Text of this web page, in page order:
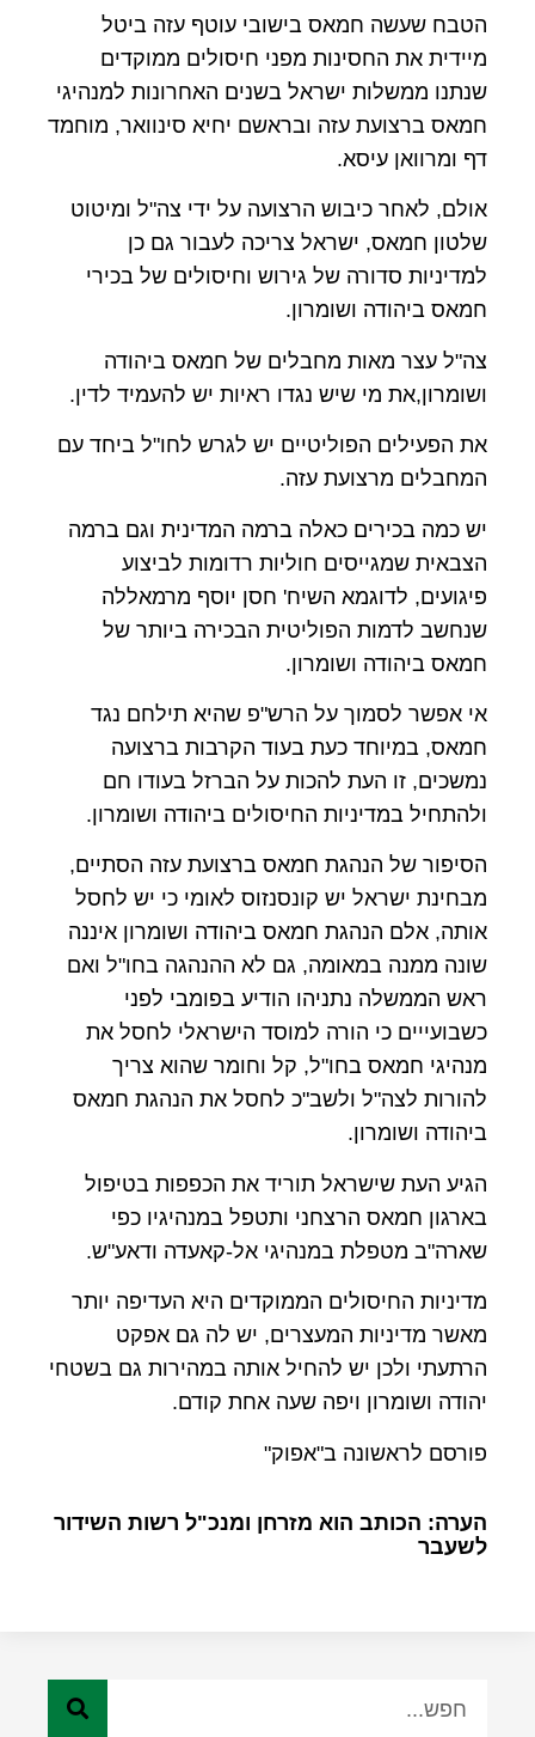
הטבח שעשה חמאס בישובי עוטף עזה ביטל
מיידית את החסינות מפני חיסולים ממוקדים
שנתנו ממשלות ישראל בשנים האחרונות למנהיגי
חמאס ברצועת עזה ובראשם יחיא סינוואר, מוחמד
דף ומרוואן עיסא.
אולם, לאחר כיבוש הרצועה על ידי צה"ל ומיטוט
שלטון חמאס, ישראל צריכה לעבור גם כן
למדיניות סדורה של גירוש וחיסולים של בכירי
חמאס ביהודה ושומרון.
צה"ל עצר מאות מחבלים של חמאס ביהודה
ושומרון,את מי שיש נגדו ראיות יש להעמיד לדין.
את הפעילים הפוליטיים יש לגרש לחו"ל ביחד עם
המחבלים מרצועת עזה.
יש כמה בכירים כאלה ברמה המדינית וגם ברמה
הצבאית שמגייסים חוליות רדומות לביצוע
פיגועים, לדוגמא השיח' חסן יוסף מרמאללה
שנחשב לדמות הפוליטית הבכירה ביותר של
חמאס ביהודה ושומרון.
אי אפשר לסמוך על הרש"פ שהיא תילחם נגד
חמאס, במיוחד כעת בעוד הקרבות ברצועה
נמשכים, זו העת להכות על הברזל בעודו חם
ולהתחיל במדיניות החיסולים ביהודה ושומרון.
הסיפור של הנהגת חמאס ברצועת עזה הסתיים,
מבחינת ישראל יש קונסנזוס לאומי כי יש לחסל
אותה, אלם הנהגת חמאס ביהודה ושומרון איננה
שונה ממנה במאומה, גם לא ההנהגה בחו"ל ואם
ראש הממשלה נתניהו הודיע בפומבי לפני
כשבועייים כי הורה למוסד הישראלי לחסל את
מנהיגי חמאס בחו"ל, קל וחומר שהוא צריך
להורות לצה"ל ולשב"כ לחסל את הנהגת חמאס
ביהודה ושומרון.
הגיע העת שישראל תוריד את הכפפות בטיפול
בארגון חמאס הרצחני ותטפל במנהיגיו כפי
שארה"ב מטפלת במנהיגי אל-קאעדה ודאע"ש.
מדיניות החיסולים הממוקדים היא העדיפה יותר
מאשר מדיניות המעצרים, יש לה גם אפקט
הרתעתי ולכן יש להחיל אותה במהירות גם בשטחי
יהודה ושומרון ויפה שעה אחת קודם.
פורסם לראשונה ב"אפוק"
הערה: הכותב הוא מזרחן ומנכ"ל רשות השידור
לשעבר